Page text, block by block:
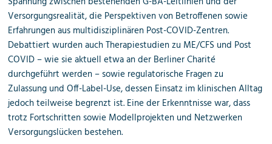
Versorgungs­realität, die Perspektiven von Betroffenen sowie
Erfahrungen aus multidisziplinären Post-COVID-Zentren.
Debattiert wurden auch Therapiestudien zu ME/CFS und Post
COVID – wie sie aktuell etwa an der Berliner Charité
durchgeführt werden – sowie regulatorische Fragen zu
Zulassung und Off-Label-Use, dessen Einsatz im klinischen Alltag
jedoch teilweise begrenzt ist. Eine der Erkenntnisse war, dass
trotz Fortschritten sowie Modellprojekten und Netzwerken
Versorgungslücken bestehen.